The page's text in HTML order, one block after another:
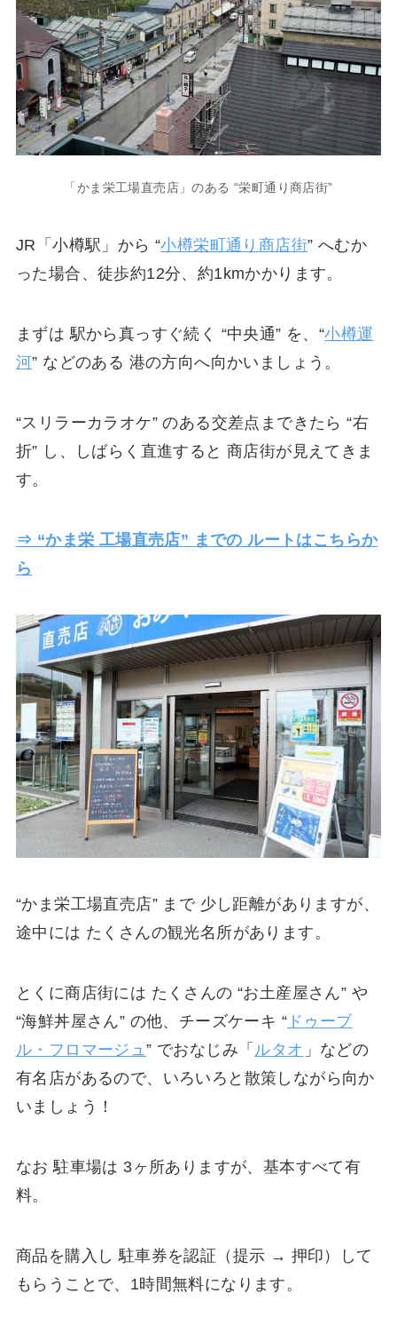
「かま栄工場直売店」のある “栄町通り商店街”
JR「小樽駅」から “小樽栄町通り商店街” へむか
った場合、徒歩約12分、約1kmかかります。
まずは 駅から真っすぐ続く “中央通” を、“小樽運
河” などのある 港の方向へ向かいましょう。
“スリラーカラオケ” のある交差点まできたら “右
折” し、しばらく直進すると 商店街が見えてきま
す。
⇒ “かま栄 工場直売店” までの ルートはこちらか
ら
“かま栄工場直売店” まで 少し距離がありますが、
途中には たくさんの観光名所があります。
とくに商店街には たくさんの “お土産屋さん” や
“海鮮丼屋さん” の他、チーズケーキ “ドゥーブ
ル・フロマージュ” でおなじみ「 ルタオ 」などの
有名店があるので、いろいろと散策しながら向か
いましょう！
なお 駐車場は 3ヶ所ありますが、基本すべて有
料。
商品を購入し 駐車券を認証（提示 → 押印）して
もらうことで、1時間無料になります。